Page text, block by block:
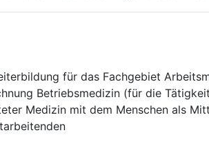
für das Fachgebiet
Betriebsmedizin (für die
Medizin mit dem Menschen als